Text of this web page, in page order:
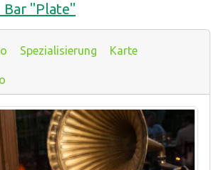
Bar "Plate"
Spezialisierung Karte